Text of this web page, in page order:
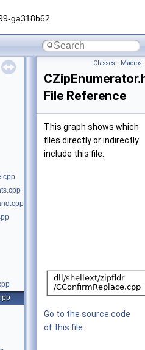
ga318b62
Classes | Macros
File Reference
This graph shows which
files directly or indirectly
include this file:
Go to the source code
of this file.